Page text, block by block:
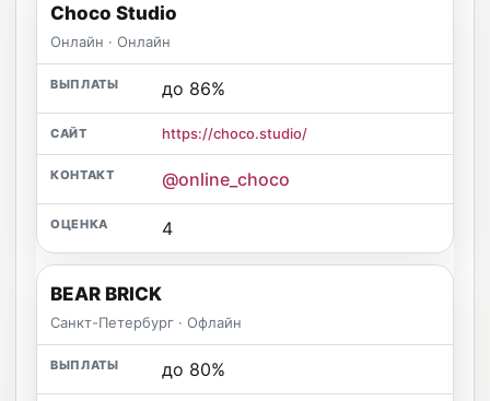
Choco Studio
Онлайн · Онлайн
до 86%
https://choco.studio/
@online_choco
4
BEAR BRICK
Санкт-Петербург · Офлайн
до 80%